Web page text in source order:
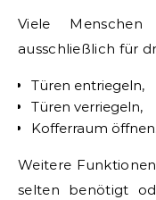
Viele
ausschließlich für
Türen entriegeln,
Türen verriegeln,
Kofferraum öffnen.
Weitere
selten benötigt